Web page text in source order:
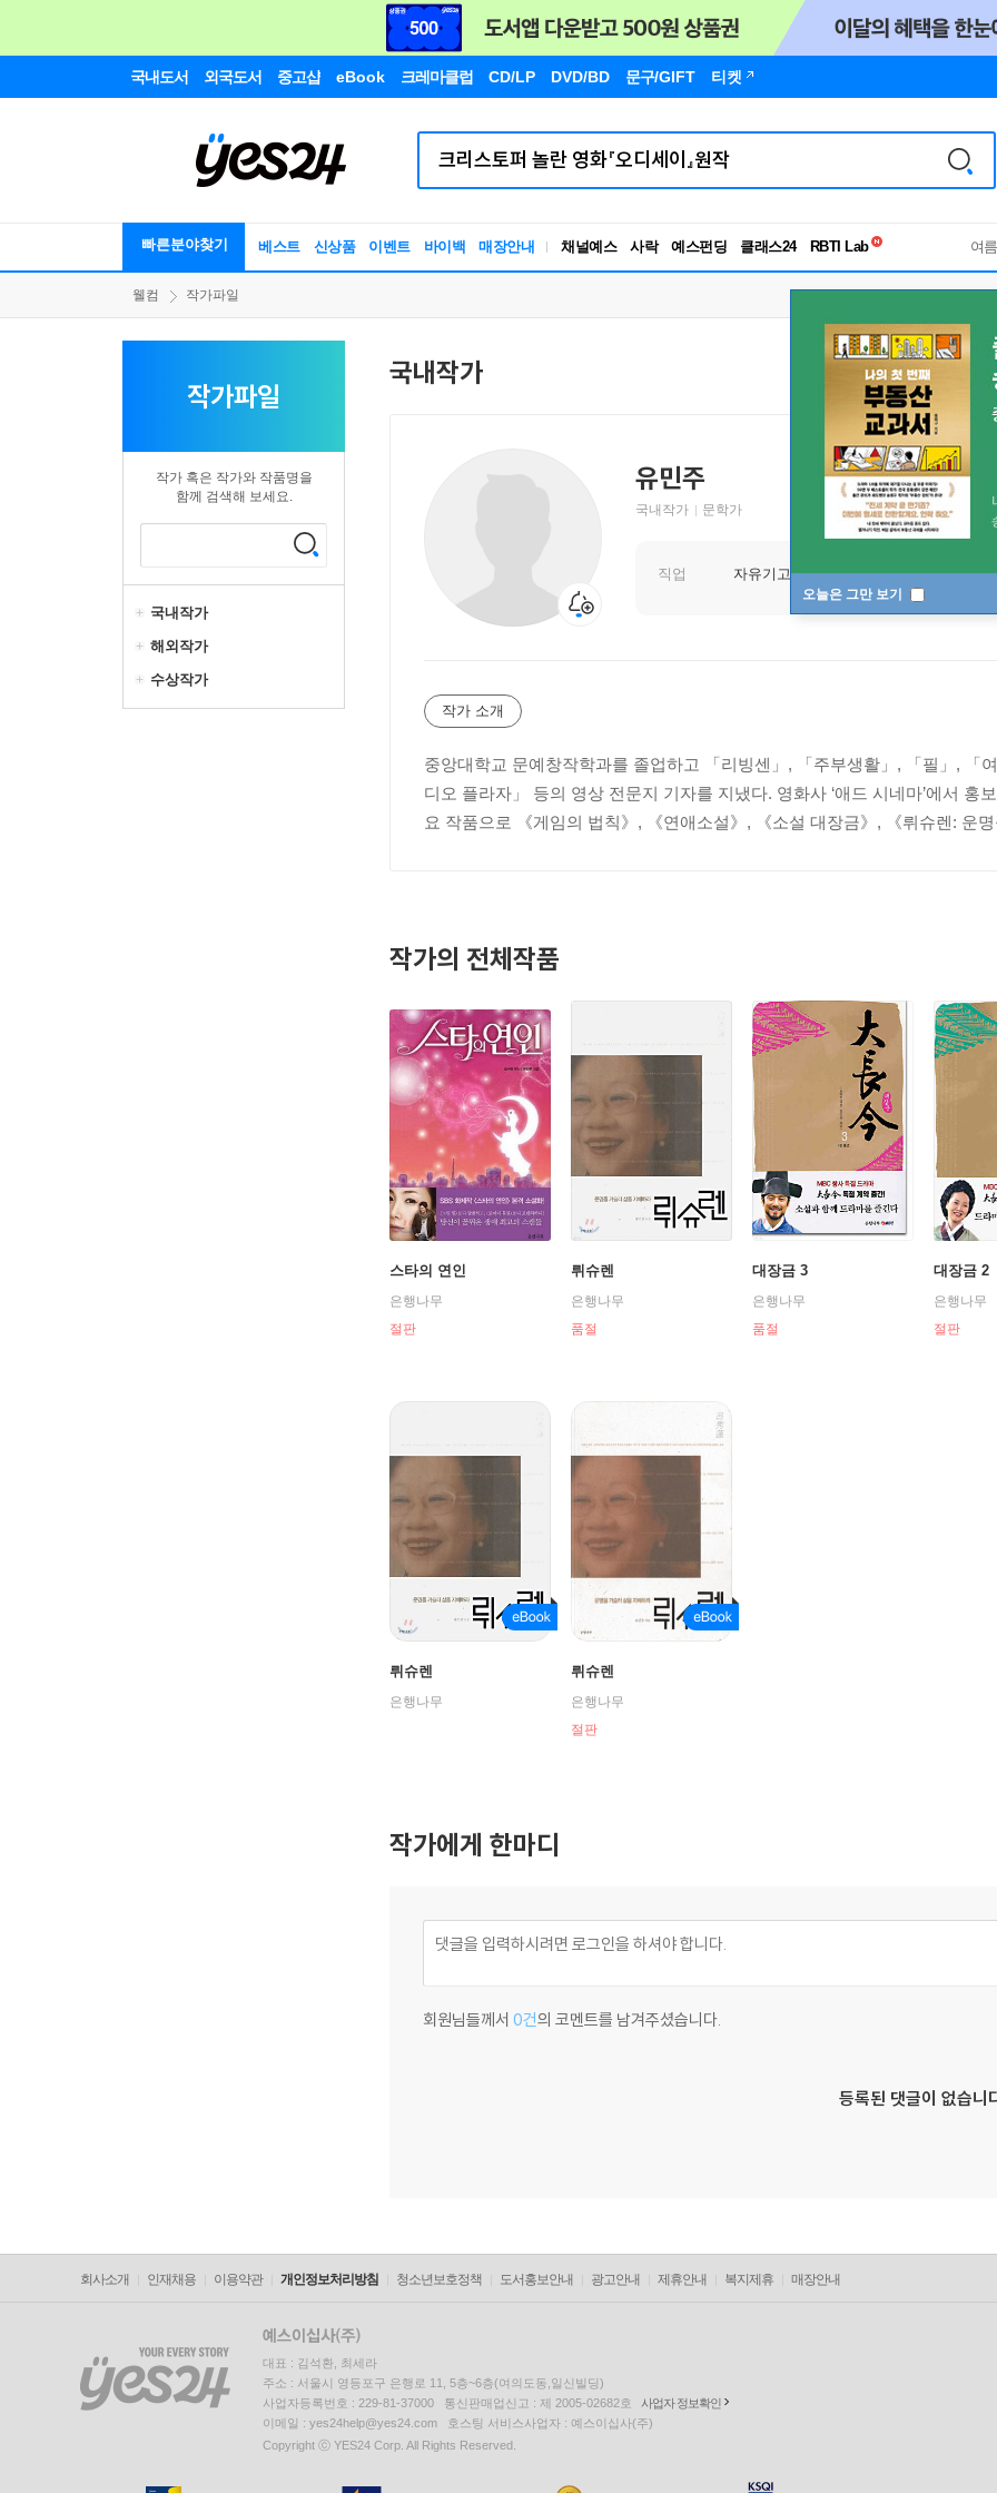
국내도서 외국도서 중고샵 eBook 크레마클럽 CD/LP DVD/BD 문구/GIFT 티켓
빠른분야찾기 베스트 신상품 이벤트 바이백 매장안내 채널예스 사락 예스펀딩 클래스24
RBTI Lab
독서유형검사
여
오늘은 그만 보기
웰컴 작가파일
작가파일
작가 혹은 작가와 작품명을
함께 검색해 보세요.
국내작가
해외작가
수상작가
국내작가
유민주
국내작가 문학가
직업 자유기고가
작가 소개
중앙대학교 문예창작학과를 졸업하고 「리빙센」, 「주부생활」, 「필」, 「
디오 플라자」 등의 영상 전문지 기자를 지냈다. 영화사 ‘애드 시네마’에서
요 작품으로 《게임의 법칙》, 《연애소설》, 《소설 대장금》, 《뤼슈렌: 운
작가의 전체작품
스타의 연인
은행나무
절판
뤼슈렌
은행나무
품절
대장금 3
은행나무
품절
대장금 2
은행나무
절판
뤼슈렌
은행나무
뤼슈렌
은행나무
절판
작가에게 한마디
회원님들께서 0건의 코멘트를 남겨주셨습니다.
등록된 댓글이 없습니
회사소개 인재채용 이용약관 개인정보처리방침 청소년보호정책 도서홍보안내 광고안내 제휴안내 복지제휴 매장안내
대표 : 김석환, 최세라
주소 : 서울시 영등포구 은행로 11, 5층~6층(여의도동,일신빌딩)
사업자등록번호 : 229-81-37000 통신판매업신고 : 제 2005-02682호
사업자 정보확인
이메일 : yes24help@yes24.com 호스팅 서비스사업자 : 예스이십사(주)
Copyright ⓒ YES24 Corp. All Rights Reserved.